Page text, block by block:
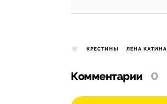
КРЕСТИНЫ ЛЕНА КАТИНА
Комментарии 0